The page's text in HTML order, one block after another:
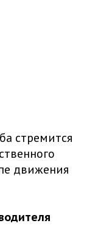
стремится
движения